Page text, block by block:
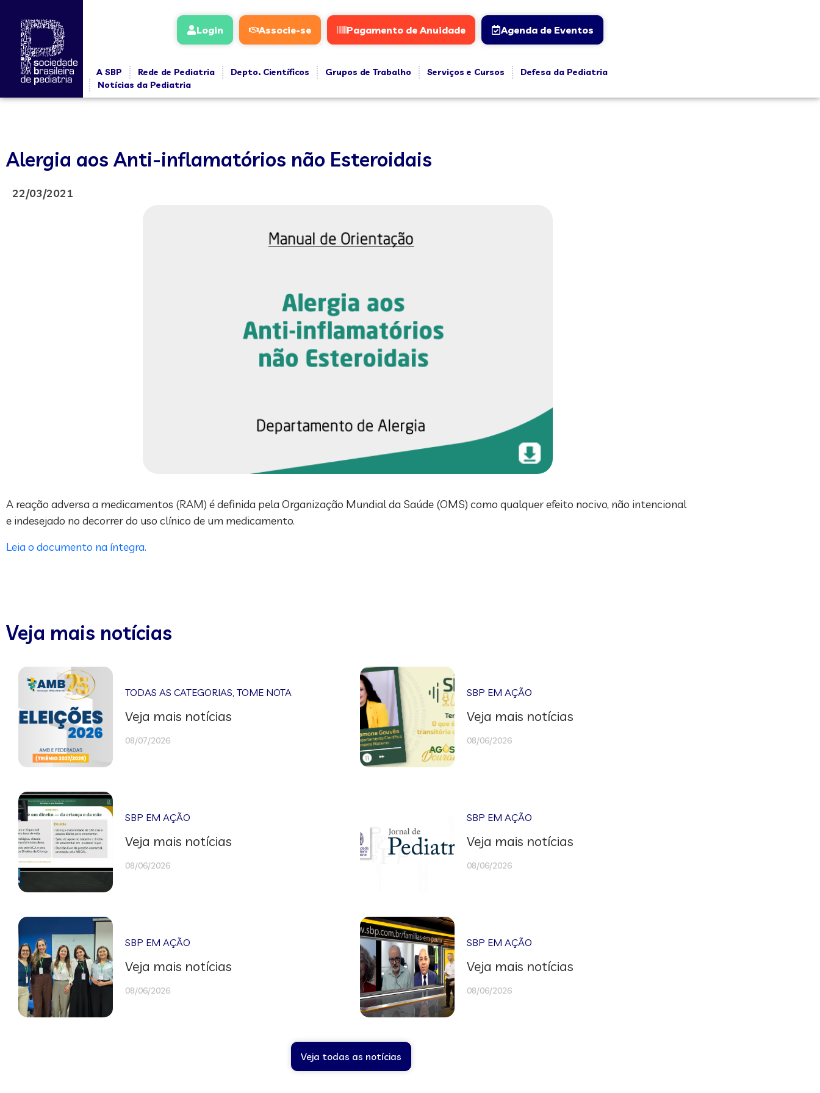
Login Associe-se Pagamento de Anuidade Agenda de Eventos
A SBP Rede de Pediatria Depto. Científicos Grupos de Trabalho Serviços e Cursos
Defesa da Pediatria
Notícias da Pediatria
Alergia aos Anti-inflamatórios não Esteroidais
22/03/2021
A reação adversa a medicamentos (RAM) é definida pela Organização Mundial da Saúde (OMS) como qualquer efeito nocivo, não intencional
e indesejado no decorrer do uso clínico de um medicamento.
Leia o documento na íntegra.
Veja mais notícias
TODAS AS CATEGORIAS,TOME NOTA
Veja mais notícias
08/07/2026
SBP EM AÇÃO
Veja mais notícias
08/06/2026
SBP EM AÇÃO
Veja mais notícias
08/06/2026
SBP EM AÇÃO
Veja mais notícias
08/06/2026
SBP EM AÇÃO
Veja mais notícias
08/06/2026
SBP EM AÇÃO
Veja mais notícias
08/06/2026
Veja todas as notícias